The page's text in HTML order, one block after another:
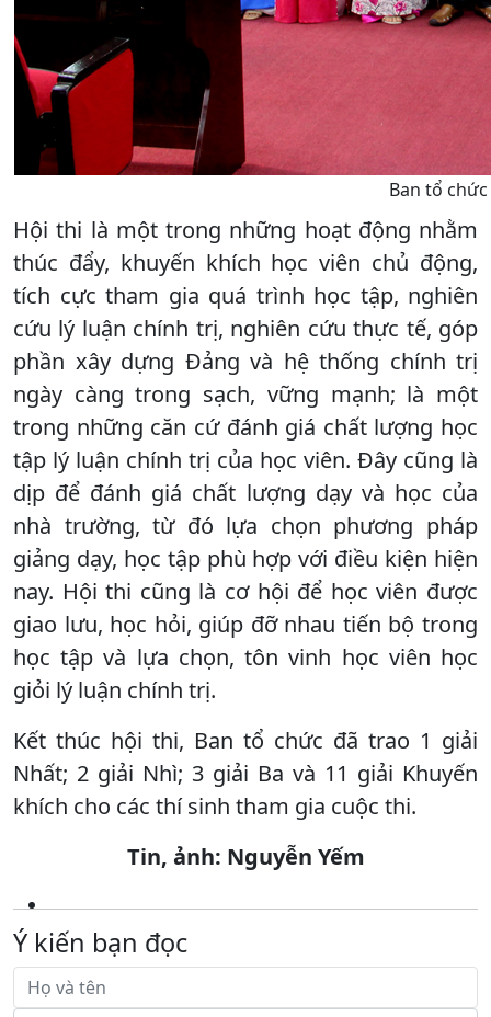
Ban tổ
Hội thi là một trong những hoạt động nhằm
thúc đẩy, khuyến khích học viên chủ động,
tích cực tham gia quá trình học tập, nghiên
cứu lý luận chính trị, nghiên cứu thực tế, góp
phần xây dựng Đảng và hệ thống chính trị
ngày càng trong sạch, vững mạnh; là một
trong những căn cứ đánh giá chất lượng học
tập lý luận chính trị của học viên. Đây cũng là
dịp để đánh giá chất lượng dạy và học của
nhà trường, từ đó lựa chọn phương pháp
giảng dạy, học tập phù hợp với điều kiện hiện
nay. Hội thi cũng là cơ hội để học viên được
giao lưu, học hỏi, giúp đỡ nhau tiến bộ trong
học tập và lựa chọn, tôn vinh học viên học
giỏi lý luận chính trị.
Kết thúc hội thi, Ban tổ chức đã trao 1 giải
Nhất; 2 giải Nhì; 3 giải Ba và 11 giải Khuyến
khích cho các thí sinh tham gia cuộc thi.
Tin, ảnh: Nguyễn Yếm
Ý kiến bạn đọc